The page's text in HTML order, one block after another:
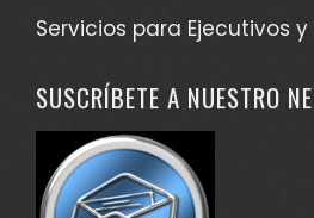
Servicios para Ejecutivos
SUSCRÍBETE A NUESTRO